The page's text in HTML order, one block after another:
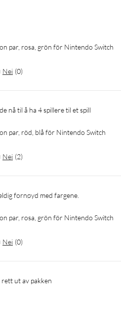
par, rosa, grön för Nintendo Switch
Nei (0)
nå til å ha 4 spillere til et spill
par, röd, blå för Nintendo Switch
Nei (2)
fornøyd med fargene.
par, rosa, grön för Nintendo Switch
Nei (0)
rett ut av pakken